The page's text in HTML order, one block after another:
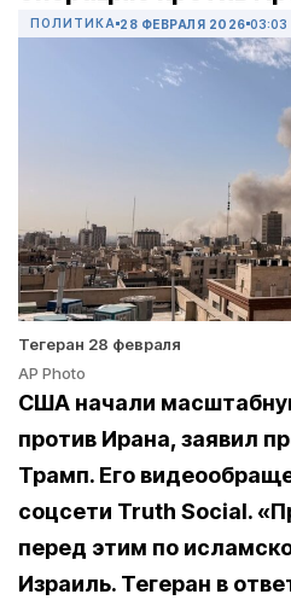
ПОЛИТИКА 28 ФЕВРАЛЯ 2026 03:03
Тегеран 28 февраля
AP Photo
США начали
против Ирана, заявил
Трамп. Его
соцсети Truth Social.
перед этим по
Израиль. Тегеран в